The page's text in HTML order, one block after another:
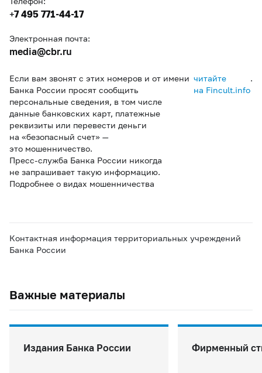
+7 495 771-44-17
Электронная почта:
media@cbr.ru
Если вам звонят с этих номеров и от имени
Банка России просят сообщить
персональные сведения, в том числе
данные банковских карт, платежные
реквизиты или перевести деньги
на «безопасный счет» —
это мошенничество.
Пресс-служба Банка России никогда
не запрашивает такую информацию.
Подробнее о видах мошенничества
читайте
на Fincult.info
.
Контактная информация территориальных учреждений
Банка России
Важные материалы
Издания Банка России Фирменный